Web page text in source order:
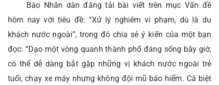
Báo Nhân dân đăng tải bài viết trên mục Vấn đề
hôm nay với tiêu đề: “Xử lý nghiêm vi phạm, dù là du
khách nước ngoài”, trong đó chia sẻ ý kiến của một bạn
đọc: “Dạo một vòng quanh thành phố đáng sống bây giờ,
có thể dễ dàng bắt gặp những vị khách nước ngoài trẻ
tuổi, chạy xe máy nhưng không đội mũ bảo hiểm. Cá biệt